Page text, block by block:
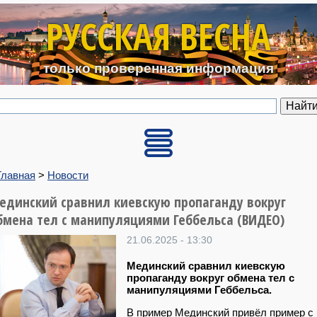
Перейти к основному
РУССКАЯ ВЕСНА
только проверенная информация
> Новости
сравнил киевскую пропаганду вокруг
тел с манипуляциями Геббельса (ВИДЕО)
21.06.2025 - 13:30
Мединский сравнил киевскую
пропаганду вокруг обмена тел с
манипуляциями Геббельса.
В пример Мединский привёл пример с